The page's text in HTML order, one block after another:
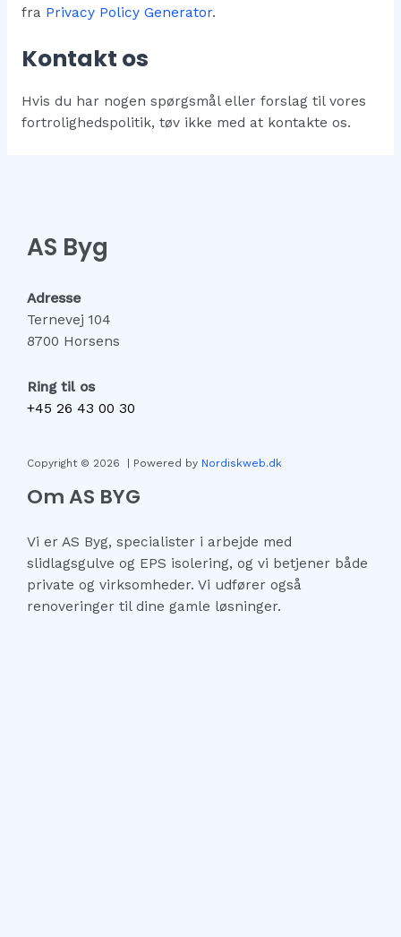
fra Privacy Policy Generator.
Kontakt os
Hvis du har nogen spørgsmål eller forslag til vores
fortrolighedspolitik, tøv ikke med at kontakte os.
AS Byg
Adresse
Ternevej 104
8700 Horsens
Ring til os
+45 26 43 00 30
Copyright © 2026 | Powered by Nordiskweb.dk
Om AS BYG
Vi er AS Byg, specialister i arbejde med
slidlagsgulve og EPS isolering, og vi betjener både
private og virksomheder. Vi udfører også
renoveringer til dine gamle løsninger.